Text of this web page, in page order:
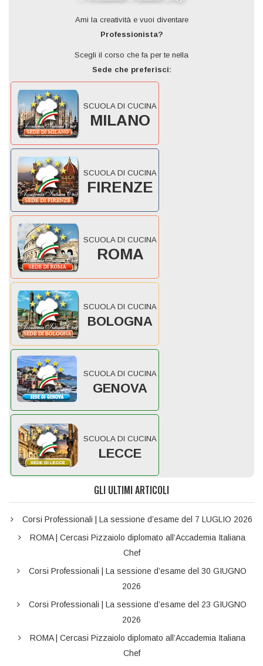
Ami la creatività e vuoi diventare
Professionista?
Scegli il corso che fa per te nella
Sede che preferisci:
SCUOLA DI CUCINA
MILANO
SCUOLA DI CUCINA
FIRENZE
SCUOLA DI CUCINA
ROMA
SCUOLA DI CUCINA
BOLOGNA
SCUOLA DI CUCINA
GENOVA
SCUOLA DI CUCINA
LECCE
GLI ULTIMI ARTICOLI
Corsi Professionali | La sessione d’esame del 7 LUGLIO 2026
ROMA | Cercasi Pizzaiolo diplomato all’Accademia Italiana
Chef
Corsi Professionali | La sessione d’esame del 30 GIUGNO
2026
Corsi Professionali | La sessione d’esame del 23 GIUGNO
2026
ROMA | Cercasi Pizzaiolo diplomato all’Accademia Italiana
Chef